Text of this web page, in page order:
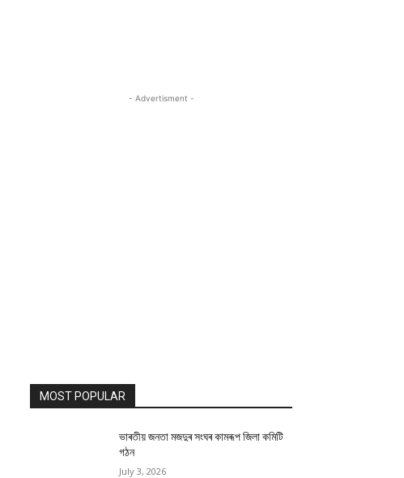
- Advertisment -
MOST POPULAR
ভাৰতীয় জনতা মজদুৰ সংঘৰ কামৰূপ জিলা কমিটি
গঠন
July 3, 2026